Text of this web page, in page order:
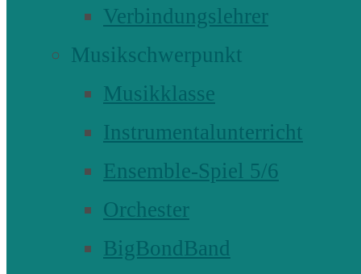
Verbindungslehrer
Musikschwerpunkt
Musikklasse
Instrumentalunterricht
Ensemble-Spiel 5/6
Orchester
BigBondBand